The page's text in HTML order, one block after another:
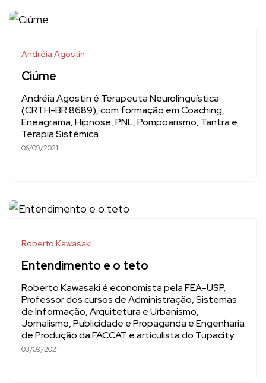
Andréia Agostin
Ciúme
Andréia Agostin é Terapeuta Neurolinguística
(CRTH-BR 8689), com formação em Coaching,
Eneagrama, Hipnose, PNL, Pompoarismo, Tantra e
Terapia Sistêmica.
06/09/2021
Roberto Kawasaki
Entendimento e o teto
Roberto Kawasaki é economista pela FEA-USP,
Professor dos cursos de Administração, Sistemas
de Informação, Arquitetura e Urbanismo,
Jornalismo, Publicidade e Propaganda e Engenharia
de Produção da FACCAT e articulista do Tupacity.
03/09/2021